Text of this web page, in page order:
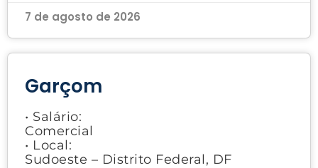
7 de agosto de 2026
Garçom
• Salário:
Comercial
• Local:
Sudoeste – Distrito Federal, DF